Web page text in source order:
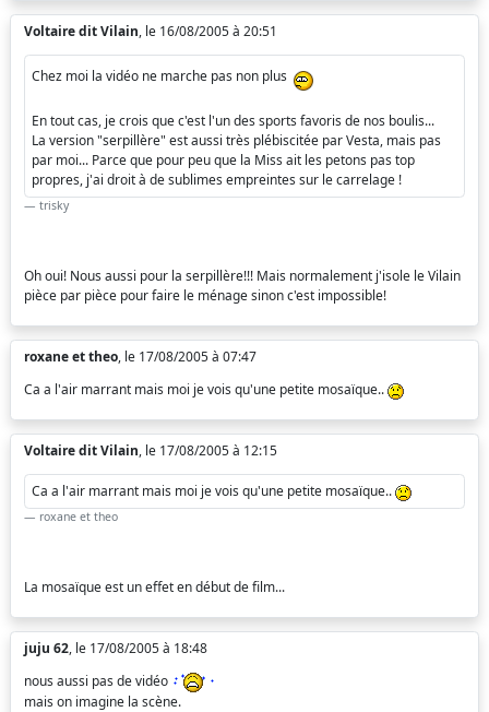
Voltaire dit Vilain, le 16/08/2005 à 20:51
Chez moi la vidéo ne marche pas non plus
En tout cas, je crois que c'est l'un des sports favoris de nos boulis...
La version "serpillère" est aussi très plébiscitée par Vesta, mais pas
par moi... Parce que pour peu que la Miss ait les petons pas top
propres, j'ai droit à de sublimes empreintes sur le carrelage !
trisky
Oh oui! Nous aussi pour la serpillère!!! Mais normalement j'isole le Vilain
pièce par pièce pour faire le ménage sinon c'est impossible!
roxane et theo, le 17/08/2005 à 07:47
Ca a l'air marrant mais moi je vois qu'une petite mosaïque..
Voltaire dit Vilain, le 17/08/2005 à 12:15
Ca a l'air marrant mais moi je vois qu'une petite mosaïque..
roxane et theo
La mosaïque est un effet en début de film...
juju 62, le 17/08/2005 à 18:48
nous aussi pas de vidéo
mais on imagine la scène.